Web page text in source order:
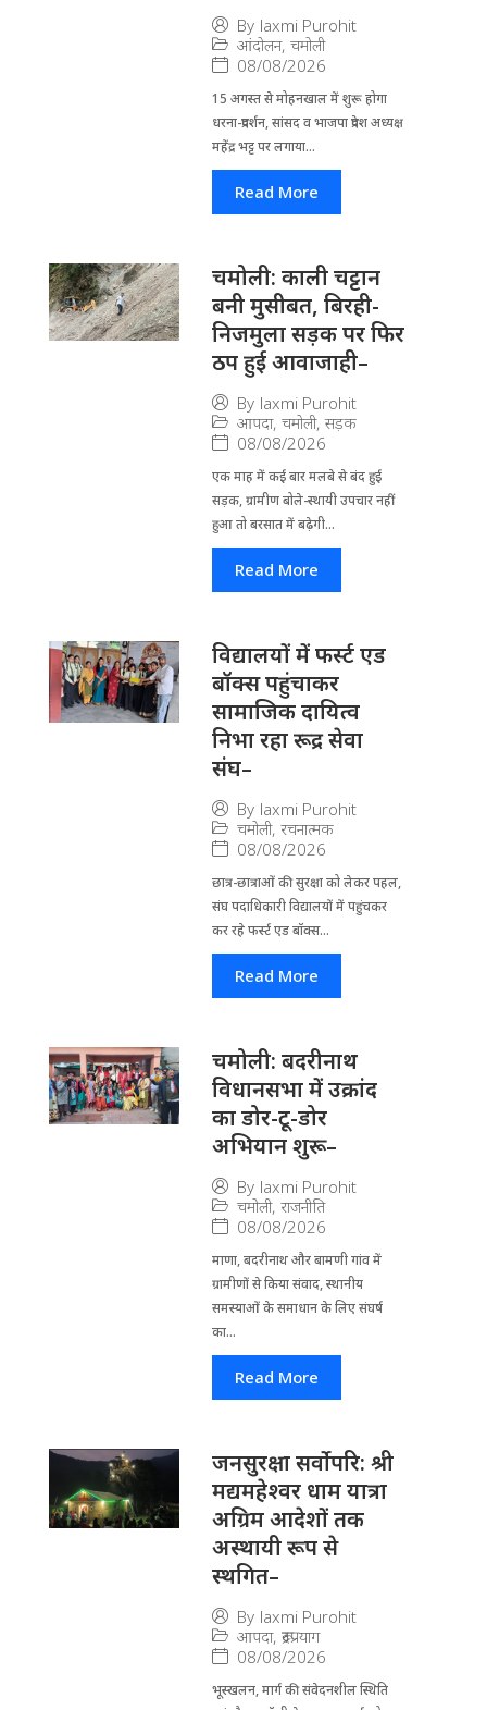
By laxmi Purohit
आंदोलन, चमोली
08/08/2026
15 अगस्त से मोहनखाल में शुरू होगा
धरना-प्रदर्शन, सांसद व भाजपा प्रदेश अध्यक्ष
महेंद्र भट्ट पर लगाया...
Read More
चमोली: काली चट्टान
बनी मुसीबत, बिरही-
निजमुला सड़क पर फिर
ठप हुई आवाजाही–
By laxmi Purohit
आपदा, चमोली, सड़क
08/08/2026
एक माह में कई बार मलबे से बंद हुई
सड़क, ग्रामीण बोले-स्थायी उपचार नहीं
हुआ तो बरसात में बढ़ेगी...
Read More
विद्यालयों में फर्स्ट एड
बॉक्स पहुंचाकर
सामाजिक दायित्व
निभा रहा रूद्र सेवा
संघ–
By laxmi Purohit
चमोली, रचनात्मक
08/08/2026
छात्र-छात्राओं की सुरक्षा को लेकर पहल,
संघ पदाधिकारी विद्यालयों में पहुंचकर
कर रहे फर्स्ट एड बॉक्स...
Read More
चमोली: बदरीनाथ
विधानसभा में उक्रांद
का डोर-टू-डोर
अभियान शुरू–
By laxmi Purohit
चमोली, राजनीति
08/08/2026
माणा, बदरीनाथ और बामणी गांव में
ग्रामीणों से किया संवाद, स्थानीय
समस्याओं के समाधान के लिए संघर्ष
का...
Read More
जनसुरक्षा सर्वोपरि: श्री
मद्यमहेश्वर धाम यात्रा
अग्रिम आदेशों तक
अस्थायी रूप से
स्थगित–
By laxmi Purohit
आपदा, रूद्रप्रयाग
08/08/2026
भूस्खलन, मार्ग की संवेदनशील स्थिति